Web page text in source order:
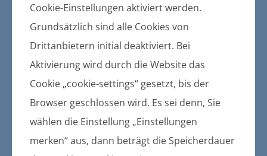
Cookie-Einstellungen aktiviert werden.
Grundsätzlich sind alle Cookies von
Drittanbietern initial deaktiviert. Bei
Aktivierung wird durch die Website das
Cookie „cookie-settings“ gesetzt, bis der
Browser geschlossen wird. Es sei denn, Sie
wählen die Einstellung „Einstellungen
merken“ aus, dann beträgt die Speicherdauer
weitere Informationen
22.09.2015
Bekanntmachung der Satzung über die
Erhebung einer Hundesteuer der
Gemeinde Murchin
weitere Informationen